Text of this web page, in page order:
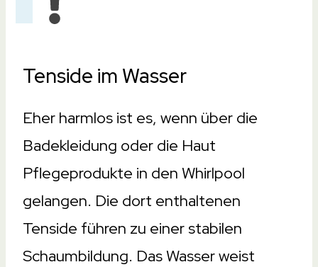
Tenside im Wasser
Eher harmlos ist es, wenn über die
Badekleidung oder die Haut
Pflegeprodukte in den Whirlpool
gelangen. Die dort enthaltenen
Tenside führen zu einer stabilen
Schaumbildung. Das Wasser weist